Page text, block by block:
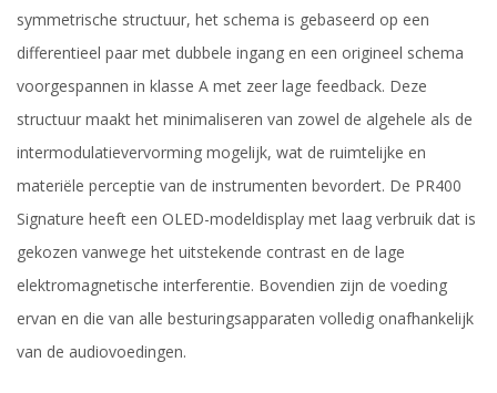
symmetrische structuur, het schema is gebaseerd op een
differentieel paar met dubbele ingang en een origineel schema
voorgespannen in klasse A met zeer lage feedback. Deze
structuur maakt het minimaliseren van zowel de algehele als de
intermodulatievervorming mogelijk, wat de ruimtelijke en
materiële perceptie van de instrumenten bevordert. De PR400
Signature heeft een OLED-modeldisplay met laag verbruik dat is
gekozen vanwege het uitstekende contrast en de lage
elektromagnetische interferentie. Bovendien zijn de voeding
ervan en die van alle besturingsapparaten volledig onafhankelijk
van de audiovoedingen.